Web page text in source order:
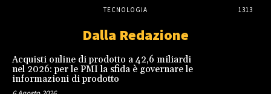
TECNOLOGIA
1313
Dalla Redazione
Acquisti online di prodotto a 42,6 miliardi
nel 2026: per le PMI la sfida è governare le
informazioni di prodotto